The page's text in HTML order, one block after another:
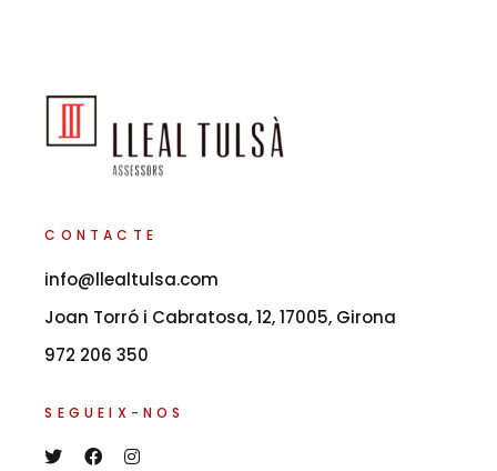
CONTACTE
info@llealtulsa.com
Joan Torró i Cabratosa, 12, 17005, Girona
972 206 350
SEGUEIX-NOS